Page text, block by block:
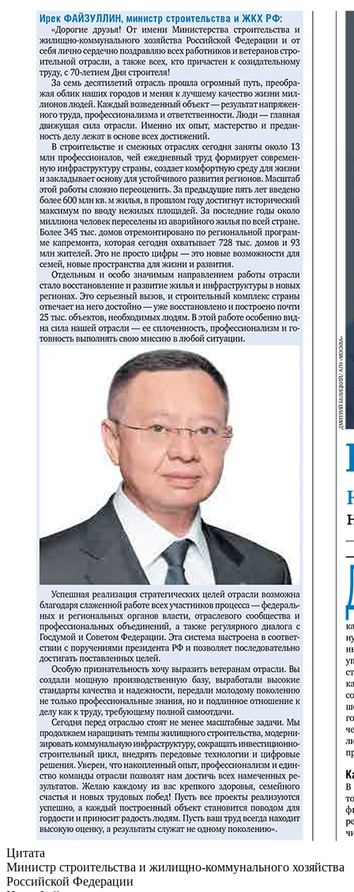
Цитата
Министр строительства и жилищно-коммунального хозяйства
Российской Федерации